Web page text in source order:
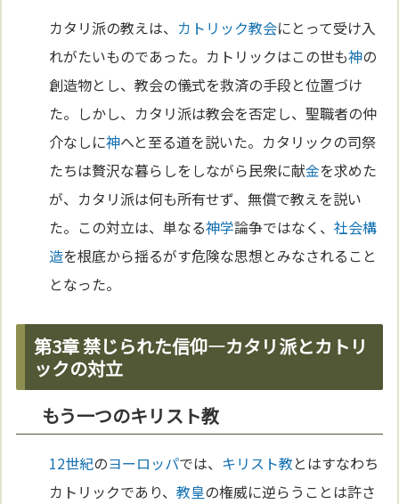
カタリ派の教えは、 カトリック教会にとって受け入
れがたいものであった。カトリックはこの世も神の
創造物とし、教会の儀式を救済の手段と位置づけ
た。しかし、カタリ派は教会を否定し、聖職者の仲
介なしに神へと至る道を説いた。カタリックの司祭
たちは贅沢な暮らしをしながら民衆に献金を求めた
が、カタリ派は何も所有せず、無償で教えを説い
た。この対立は、単なる神学論争ではなく、社会構
造を根底から揺るがす危険な思想とみなされること
となった。
第3章 禁じられた信仰—カタリ派とカトリ
ックの対立
もう一つのキリスト教
12世紀のヨーロッパでは、 キリスト教とはすなわち
カトリックであり、教皇の権威に逆らうことは許さ